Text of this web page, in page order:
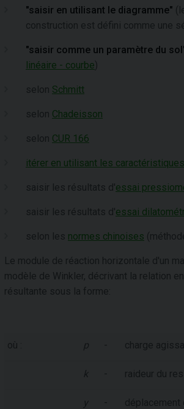
"saisir en utilisant le diagramme"
construction est défini comme une
"saisir comme un paramètre du
linéaire - courbe)
selon Schmitt
selon Chadeisson
selon CUR 166
itérer en utilisant les
saisir les résultats d'essai
saisir les résultats d'essai
selon les normes chinoises
Le module de réaction horizontale d'un
modèle de Winkler, décrivant la relation
résultante sous la forme:
où : p - charge
k - raideur du
y - déplacement